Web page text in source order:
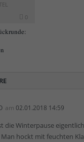
0
am 02.01.2018 14:59
die Winterpause
Man hockt mit feuchten